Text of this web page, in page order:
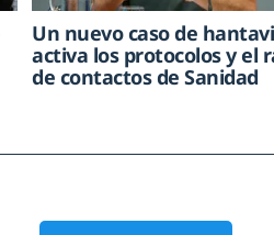
Un nuevo caso de
activa los protocolos y el
de contactos de Sanidad